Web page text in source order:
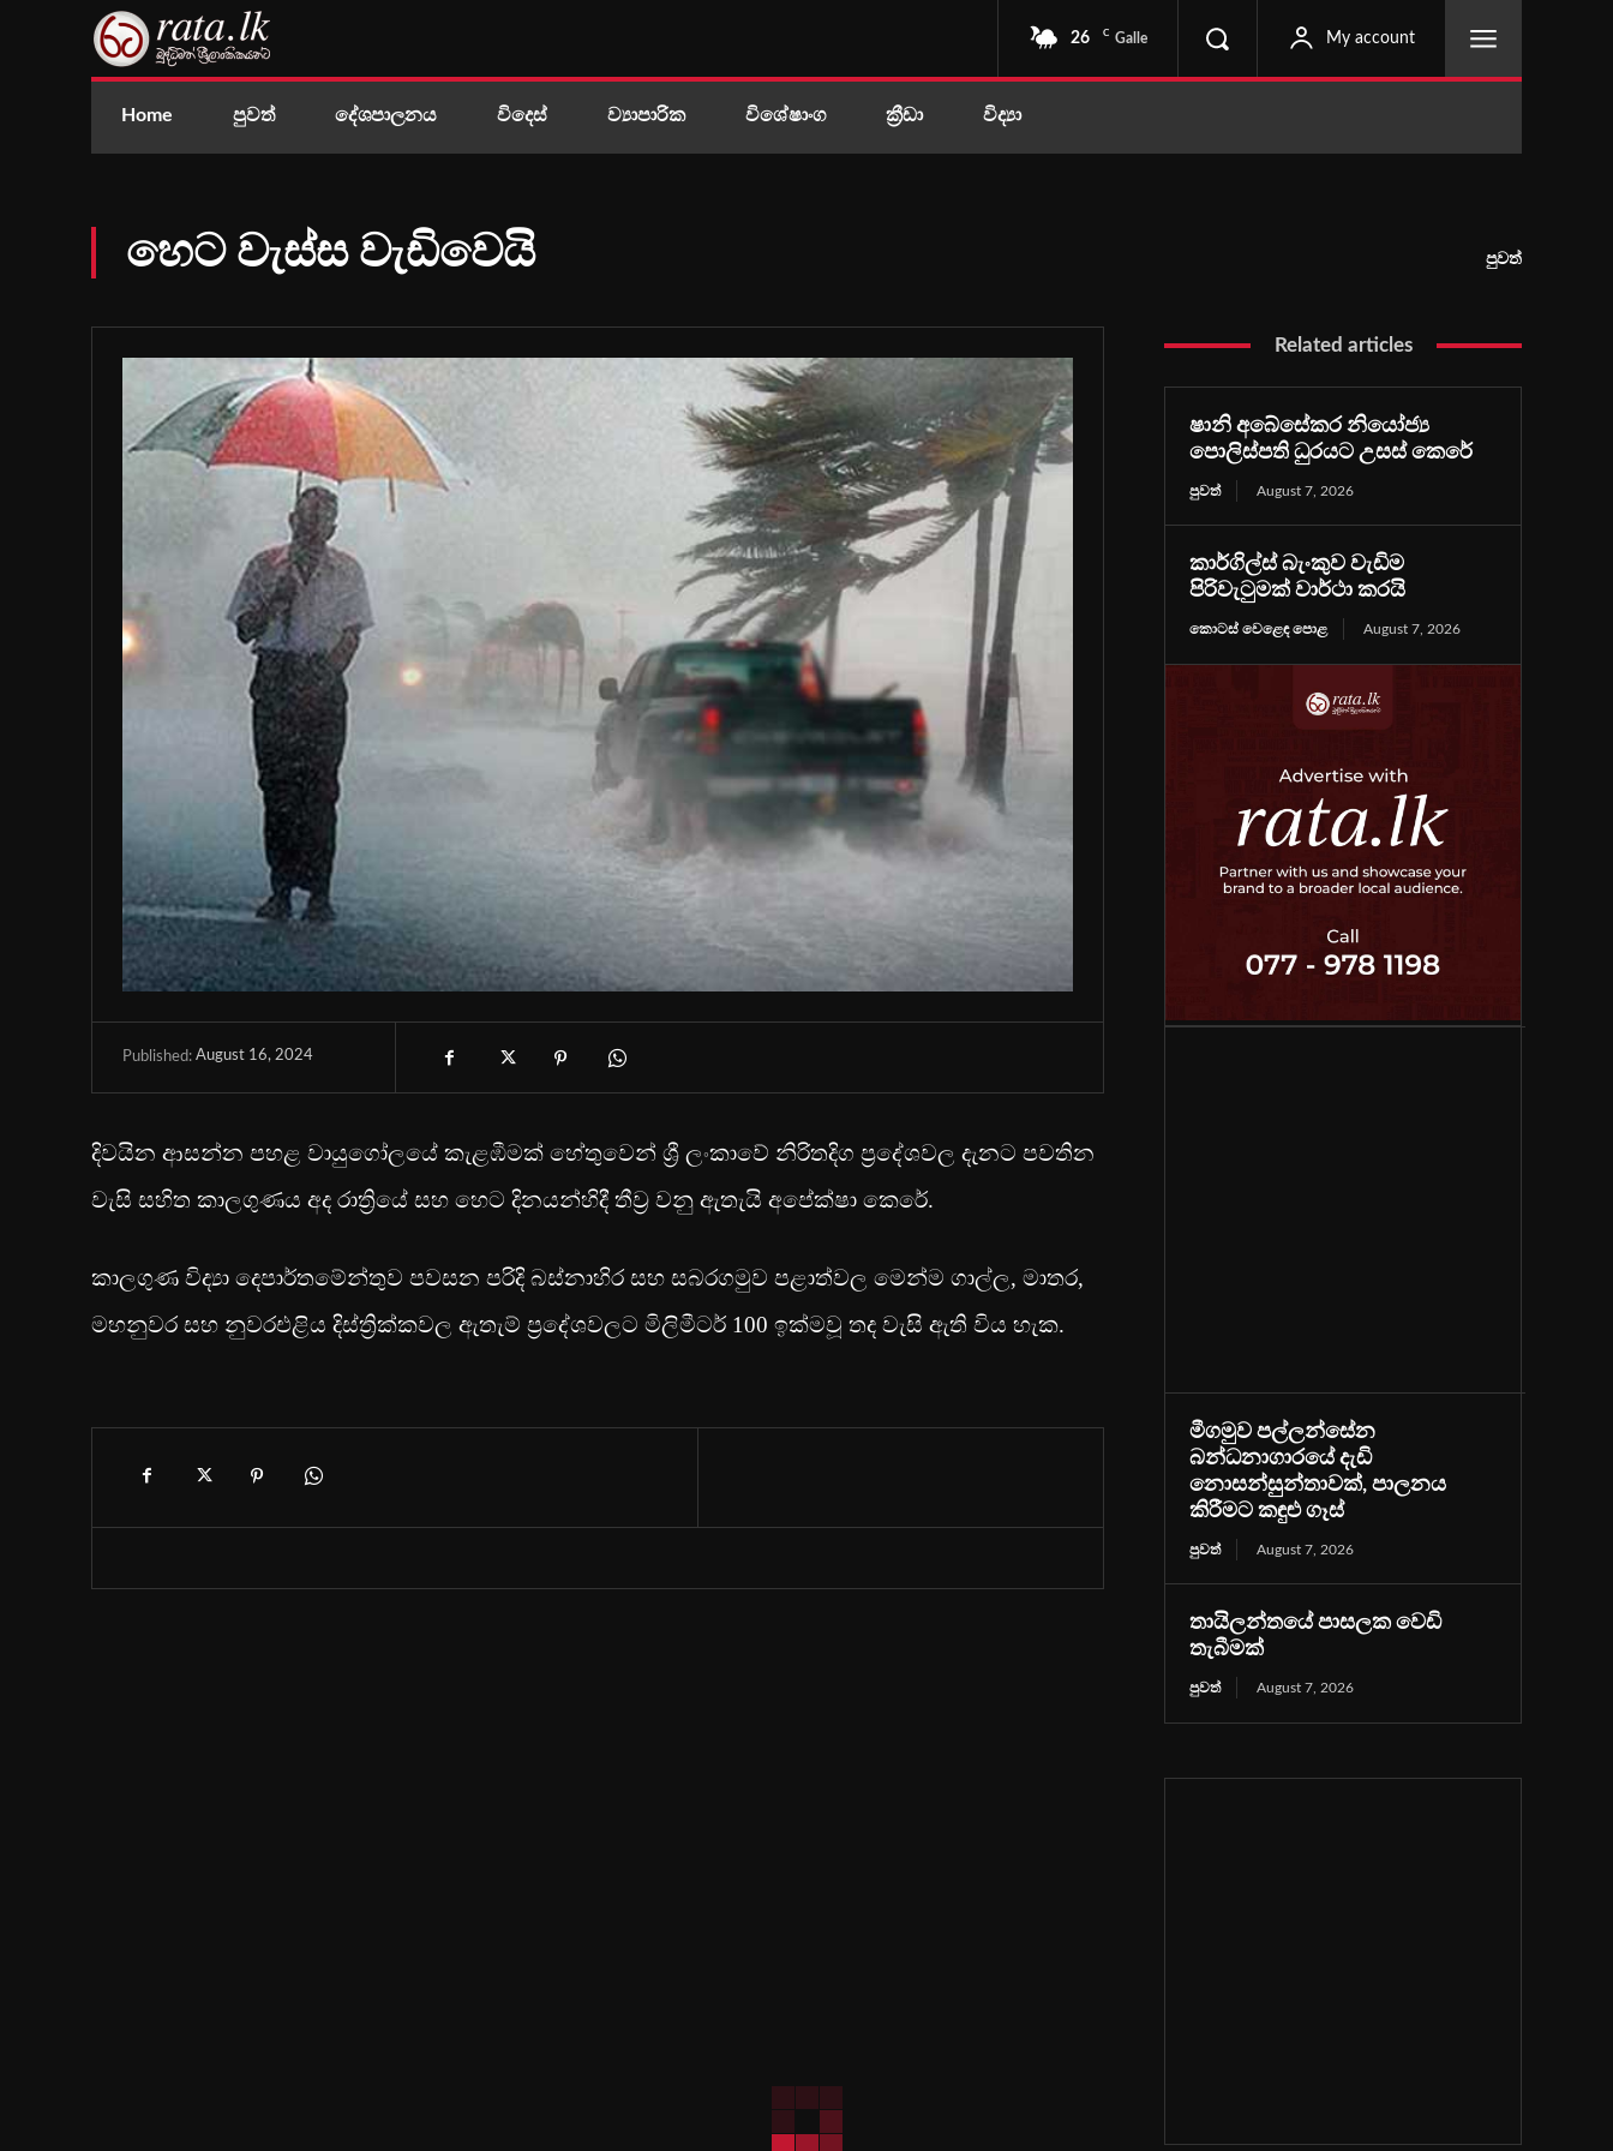
26 C Galle My account
Home පුවත් දේශපාලනය විදෙස් ව්‍යාපාරික විශේෂාංග ක්‍රීඩා විද්‍යා
හෙට වැස්ස වැඩිවෙයි පුවත්
Published: August 16, 2024
දිවයින ආසන්න පහළ වායුගෝලයේ කැළඹීමක් හේතුවෙන් ශ්‍රී ලංකාවේ නිරිතදිග ප්‍රදේශවල දැනට පවතින
වැසි සහිත කාලගුණය අද රාත්‍රියේ සහ හෙට දිනයන්හිදී තීව්‍ර වනු ඇතැයි අපේක්ෂා කෙරේ.
කාලගුණ විද්‍යා දෙපාර්තමේන්තුව පවසන පරිදි බස්නාහිර සහ සබරගමුව පළාත්වල මෙන්ම ගාල්ල, මාතර,
මහනුවර සහ නුවරඑළිය දිස්ත්‍රික්කවල ඇතැම් ප්‍රදේශවලට මිලිමීටර් 100 ඉක්මවූ තද වැසි ඇති විය හැක.
Related articles
ෂානි අබේසේකර නියෝජ්‍ය
පොලිස්පති ධුරයට උසස් කෙරේ
පුවත් August 7, 2026
කාර්ගිල්ස් බැංකුව වැඩිම
පිරිවැටුමක් වාර්ථා කරයි
කොටස් වෙළෙඳ පොළ August 7, 2026
මීගමුව පල්ලන්සේන
බන්ධනාගාරයේ දැඩි
නොසන්සුන්තාවක්, පාලනය
කිරීමට කඳුළු ගෑස්
පුවත් August 7, 2026
තායිලන්තයේ පාසලක වෙඩි
තැබීමක්
පුවත් August 7, 2026